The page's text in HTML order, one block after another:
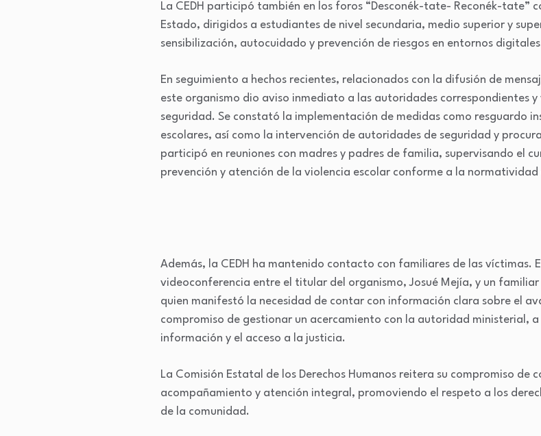
La CEDH participó también en los foros “Desconék-tate- Reconék-tate”
Estado, dirigidos a estudiantes de nivel secundaria, medio superior y
sensibilización, autocuidado y prevención de riesgos en entornos
En seguimiento a hechos recientes, relacionados con la difusión de
este organismo dio aviso inmediato a las autoridades correspondientes
seguridad. Se constató la implementación de medidas como resguardo
escolares, así como la intervención de autoridades de seguridad y
participó en reuniones con madres y padres de familia, supervisando el
prevención y atención de la violencia escolar conforme a la normatividad
Además, la CEDH ha mantenido contacto con familiares de las víctimas.
videoconferencia entre el titular del organismo, Josué Mejía, y un
quien manifestó la necesidad de contar con información clara sobre el
compromiso de gestionar un acercamiento con la autoridad ministerial,
información y el acceso a la justicia.
La Comisión Estatal de los Derechos Humanos reitera su compromiso de
acompañamiento y atención integral, promoviendo el respeto a los
de la comunidad.